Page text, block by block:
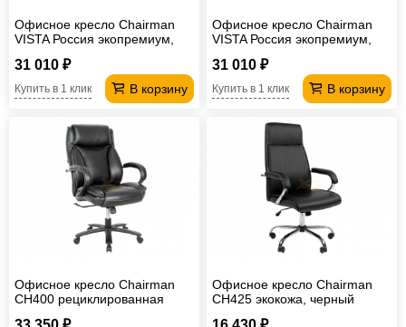
Офисное кресло Chairman
VISTA Россия экопремиум,
31 010 ₽
В корзину
Купить в 1 клик
Офисное кресло Chairman
VISTA Россия экопремиум,
31 010 ₽
В корзину
Купить в 1 клик
Офисное кресло Chairman
CH400 рециклированная
Офисное кресло Chairman
CH425 экокожа, черный